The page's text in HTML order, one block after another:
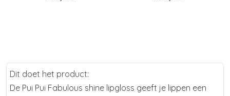
Dit doet het product:
De Pui Pui Fabulous shine lipgloss geeft je lippen een